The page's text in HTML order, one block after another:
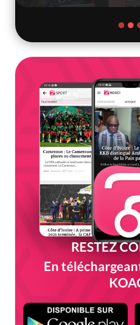
RESTEZ
En